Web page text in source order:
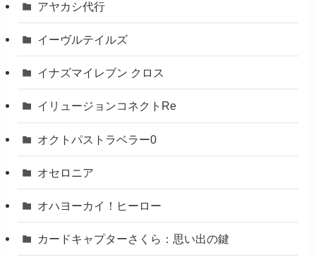
アヤカシ代行
イーヴルテイルズ
イナズマイレブン クロス
イリュージョンコネクトRe
オクトパストラベラー0
オセロニア
オハヨーカイ！ヒーロー
カードキャプターさくら：思い出の鍵